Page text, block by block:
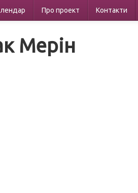
Про проект Контакти
Мерін